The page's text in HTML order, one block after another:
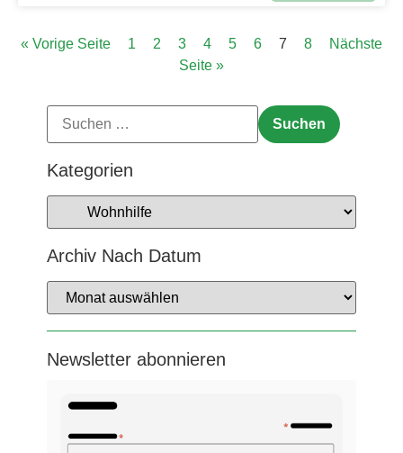
« Vorige Seite 1 2 3 4 5 6 7 8
Nächste
Seite »
Kategorien
Archiv Nach Datum
Newsletter abonnieren